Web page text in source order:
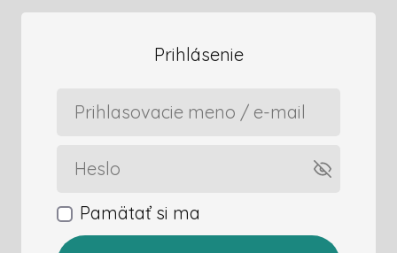
Prihlásenie
Pamätať si ma